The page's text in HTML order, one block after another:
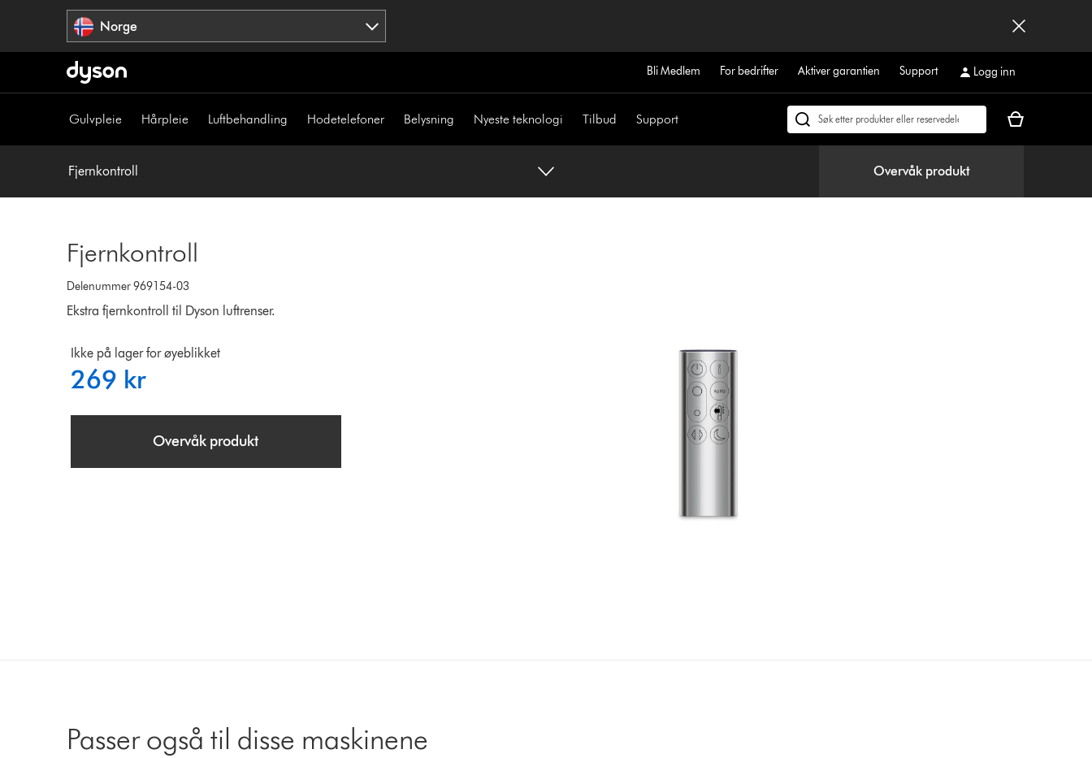
Norge
Bli Medlem For bedrifter Aktiver garantien Support Logg inn
Gulvpleie Hårpleie Luftbehandling Hodetelefoner Belysning Nyeste teknologi Tilbud Support
Søk
Handlekurven
Fjernkontroll Overvåk produkt
Fjernkontroll
Delenummer 969154-03
Ekstra fjernkontroll til Dyson luftrenser.
Ikke på lager for øyeblikket
269 kr
Overvåk produkt
Passer også til disse maskinene